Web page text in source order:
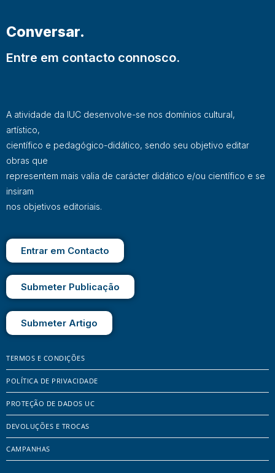
Conversar.
Entre em contacto connosco.
A atividade da IUC desenvolve-se nos domínios cultural,
artístico,
científico e pedagógico-didático, sendo seu objetivo editar
obras que
representem mais valia de carácter didático e/ou científico e se
insiram
nos objetivos editoriais.
Entrar em Contacto
Submeter Publicação
Submeter Artigo
TERMOS E CONDIÇÕES
POLÍTICA DE PRIVACIDADE
PROTEÇÃO DE DADOS UC
DEVOLUÇÕES E TROCAS
CAMPANHAS